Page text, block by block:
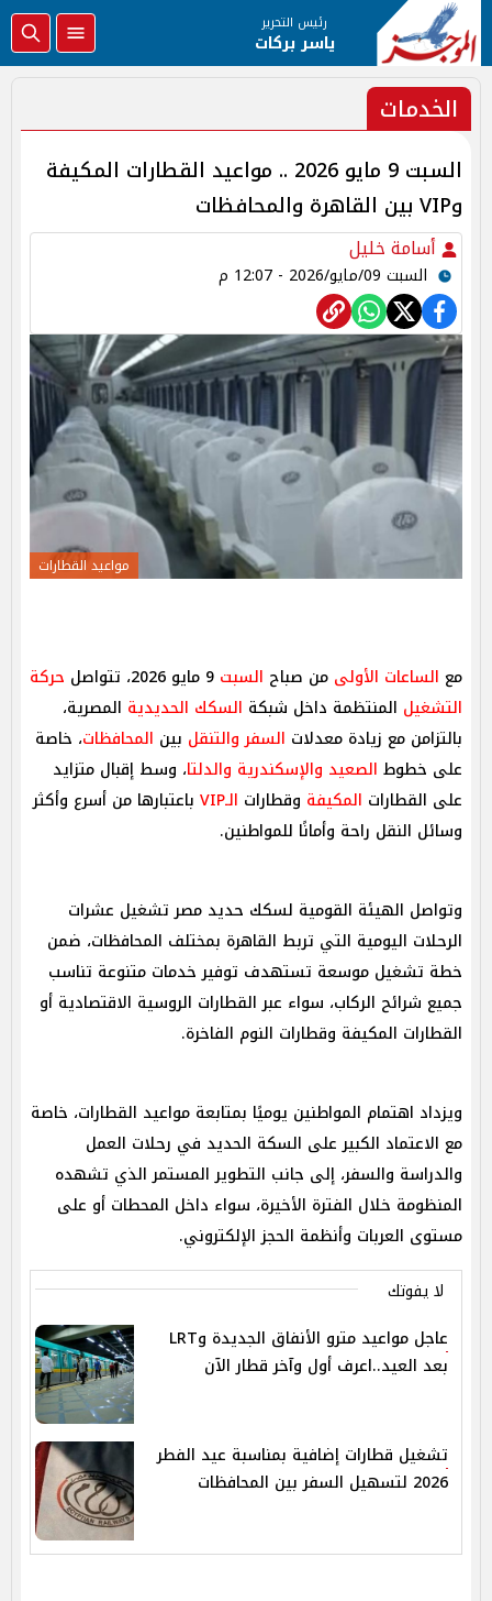
رئيس التحرير
ياسر بركات
الخدمات
السبت 9 مايو 2026 .. مواعيد القطارات المكيفة
وVIP بين القاهرة والمحافظات
أسامة خليل
السبت 09/مايو/2026 - 12:07 م
مواعيد القطارات
مع الساعات الأولى من صباح السبت
حركة
التشغيل المنتظمة داخل شبكة السكك الحديدية المصرية،
بالتزامن مع زيادة معدلات السفر والتنقل بين المحافظات، خاصة
على خطوط الصعيد والإسكندرية والدلتا، وسط إقبال متزايد
على القطارات المكيفة وقطارات الـVIP
باعتبارها من أسرع وأكثر
وسائل النقل راحة وأمانًا للمواطنين.
وتواصل الهيئة القومية لسكك حديد مصر تشغيل عشرات
الرحلات اليومية التي تربط القاهرة بمختلف المحافظات، ضمن
خطة تشغيل موسعة تستهدف توفير خدمات متنوعة تناسب
جميع شرائح الركاب، سواء عبر القطارات الروسية الاقتصادية أو
القطارات المكيفة وقطارات النوم الفاخرة.
ويزداد اهتمام المواطنين يوميًا بمتابعة مواعيد القطارات، خاصة
مع الاعتماد الكبير على السكة الحديد في رحلات العمل
والدراسة والسفر، إلى جانب التطوير المستمر الذي تشهده
المنظومة خلال الفترة الأخيرة، سواء داخل المحطات أو على
مستوى العربات وأنظمة الحجز الإلكتروني.
لا يفوتك
عاجل مواعيد مترو الأنفاق الجديدة وLRT
بعد العيد..اعرف أول وآخر قطار الآن
تشغيل قطارات إضافية بمناسبة عيد الفطر
2026 لتسهيل السفر بين المحافظات